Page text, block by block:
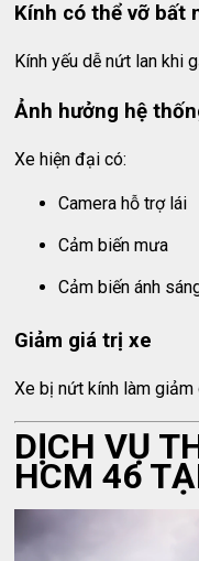
Kính có thể vỡ bất
Kính yếu dễ nứt lan khi
Ảnh hưởng hệ
Xe hiện đại có:
Camera hỗ trợ lái
Cảm biến mưa
Cảm biến ánh
Giảm giá trị xe
Xe bị nứt kính làm giảm
DỊCH VỤ
HCM 46